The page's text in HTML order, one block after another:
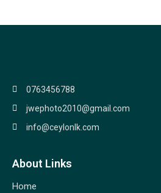
0763456788
jwephoto2010@gmail.com
info@ceylonlk.com
About Links
Home